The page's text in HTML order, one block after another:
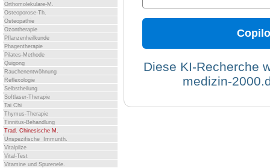
Orthomolekulare-M.
Osteoporose-Th.
Osteopathie
Ozontherapie
Pflanzenheilkunde
Phagentherapie
Pilates-Methode
Quigong
Rauchenentwöhnung
Reflexologie
Selbstheilung
Softlaser-Therapie
Tai Chi
Thymus-Therapie
Tinnitus-Behandlung
Trad. Chinesische M.
Unspezifische Immunth.
Vitalpilze
Vital-Test
Vitamine und Spurenele.
Diese KI-Recherche
medizin-